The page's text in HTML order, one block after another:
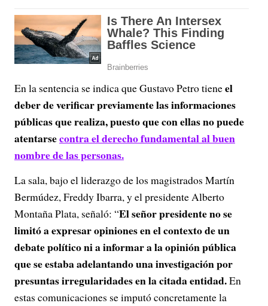
En la sentencia se indica que Gustavo Petro tieneel
deber de verificar previamente las informaciones
públicas que realiza, puesto que con ellas no puede
atentarsecontra el derecho fundamental al buen
nombre de las personas.
La sala, bajo el liderazgo de los magistrados Martín
Bermúdez, Freddy Ibarra, y el presidente Alberto
Montaña Plata, señaló: “El señor presidente no se
limitó a expresar opiniones en el contexto de un
debate político ni a informar a la opinión pública
que se estaba adelantando una investigación por
presuntas irregularidades en la citada entidad.En
estas comunicaciones se imputó concretamente la